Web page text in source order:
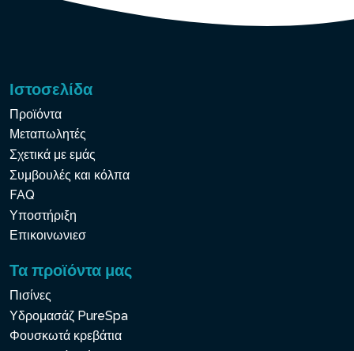
Ιστοσελίδα
Προϊόντα
Μεταπωλητές
Σχετικά με εμάς
Συμβουλές και κόλπα
FAQ
Υποστήριξη
Επικοινωνιεσ
Τα προϊόντα μας
Πισίνες
Υδρομασάζ PureSpa
Φουσκωτά κρεβάτια